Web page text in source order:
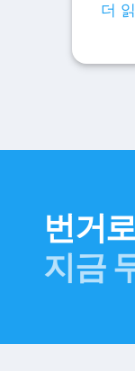
더
번거
지금